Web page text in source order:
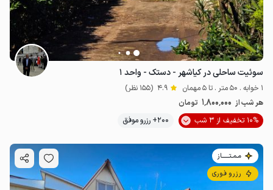
سوئیت ساحلی در کیاشهر - دستک - واحد ۱
1 خوابه . 50 متر . تا 5 مهمان 4.9 (155 نظر)
هر شب از 1٬800٬000 تومان
10% تخفیف از 3 شب
200+ رزرو موفق
مـمـتــــــاز
رزرو فوری